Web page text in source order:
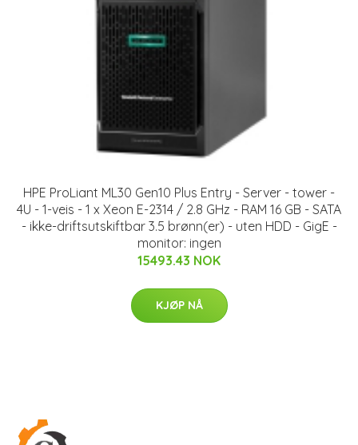
HPE ProLiant ML30 Gen10 Plus Entry - Server - tower -
4U - 1-veis - 1 x Xeon E-2314 / 2.8 GHz - RAM 16 GB - SATA
- ikke-driftsutskiftbar 3.5 brønn(er) - uten HDD - GigE -
monitor: ingen
15493.43 NOK
KJØP NÅ